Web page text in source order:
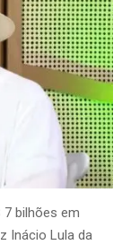
7 bilhões em
Inácio Lula da